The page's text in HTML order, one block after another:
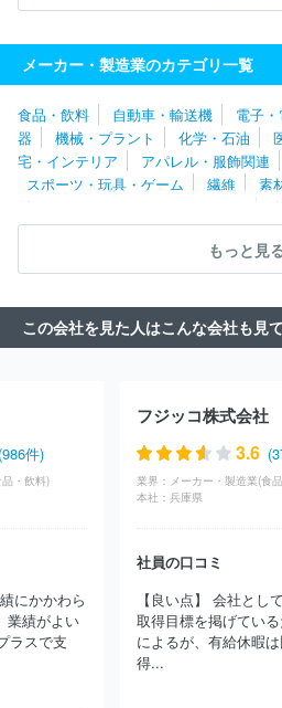
わ
カネ美食品株式会社 いなば食
会社
九鬼産業株式会社 ヤマモリ株
社
月桂冠株式会社 江崎グリコ株
社
株式会社オリエンタルベーカリー
もフーズ株式会社
アピ株式会社
店
敷島製パン株式会社 マルサン
日本ハム惣菜株式会社 プライ
株式会社ロッテ
株式会社モンテール
式会社藤江
日本コーンスターチ株式
社
大栄フーズ株式会社 塩水港精
フジフーズ株式会社 昭和産
会社
亀田製菓株式会社 株式会社世
ルト本社
ウェルネオシュガー株式会社
ケン
アサヒビール株式会社
松谷化学工業株式会社
サンエイ糖
社
焼津水産化学工業株式会社 日
三井製糖株式会社
ほか(3788件)
メーカー・製造業のカテゴリ一覧
食品・飲料 自動車・輸送機 電子
器
機械・プラント 化学・石油
宅・インテリア
アパレル・服飾関連
スポーツ・玩具・ゲーム
繊維 素
材（ゴム・ガラス・セラミックス）
（その他）
農林・水産 たばこ・
もっと見
この会社を見た人はこんな会社も見
件)
・飲料)
にかかわら
業績がよい
ラスで支
フジッコ株式会社
3.6
業界： メーカー・製造業(食
本社： 兵庫県
社員の口コミ
【良い点】 会社とし
取得目標を掲げてい
によるが、有給休暇
得...